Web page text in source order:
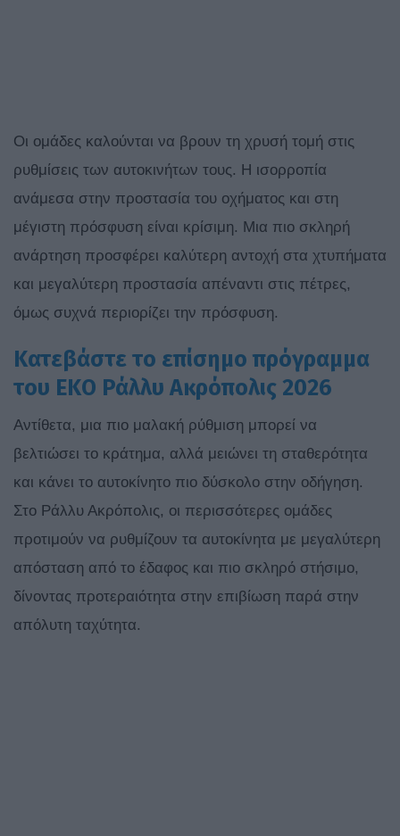
Οι ομάδες καλούνται να βρουν τη χρυσή τομή στις
ρυθμίσεις των αυτοκινήτων τους. Η ισορροπία
ανάμεσα στην προστασία του οχήματος και στη
μέγιστη πρόσφυση είναι κρίσιμη. Μια πιο σκληρή
ανάρτηση προσφέρει καλύτερη αντοχή στα χτυπήματα
και μεγαλύτερη προστασία απέναντι στις πέτρες,
όμως συχνά περιορίζει την πρόσφυση.
Κατεβάστε το επίσημο πρόγραμμα
του ΕΚΟ Ράλλυ Ακρόπολις 2026
Αντίθετα, μια πιο μαλακή ρύθμιση μπορεί να
βελτιώσει το κράτημα, αλλά μειώνει τη σταθερότητα
και κάνει το αυτοκίνητο πιο δύσκολο στην οδήγηση.
Στο Ράλλυ Ακρόπολις, οι περισσότερες ομάδες
προτιμούν να ρυθμίζουν τα αυτοκίνητα με μεγαλύτερη
απόσταση από το έδαφος και πιο σκληρό στήσιμο,
δίνοντας προτεραιότητα στην επιβίωση παρά στην
απόλυτη ταχύτητα.